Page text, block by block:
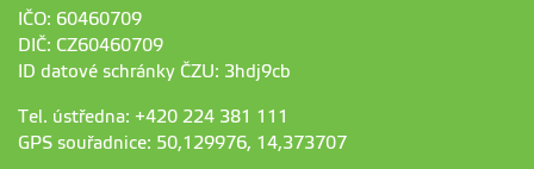
IČO: 60460709
DIČ: CZ60460709
ID datové schránky ČZU: 3hdj9cb
Tel. ústředna: +420 224 381 111
GPS souřadnice: 50,129976, 14,373707